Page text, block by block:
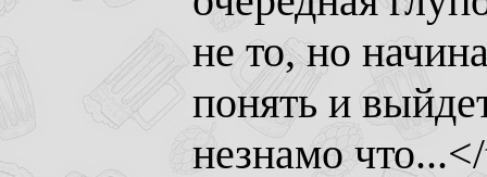
не то, но
понять и
незнамо что...<